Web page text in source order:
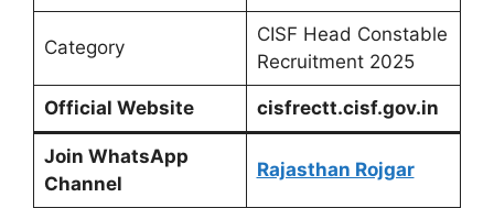
Category
CISF Head Constable
Recruitment 2025
Official Website cisfrectt.cisf.gov.in
Join WhatsApp
Channel
Rajasthan Rojgar